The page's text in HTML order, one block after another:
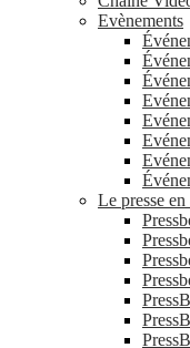
Evènements
Le presse en